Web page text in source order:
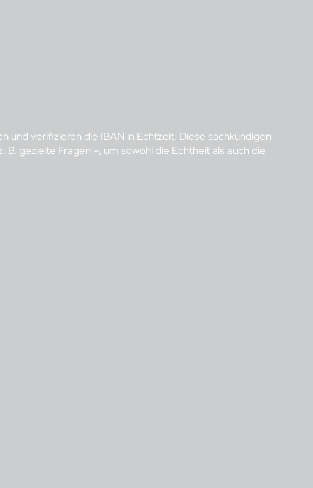
verifizieren die IBAN in Echtzeit. Diese sachkundigen
gezielte Fragen –, um sowohl die Echtheit als auch die